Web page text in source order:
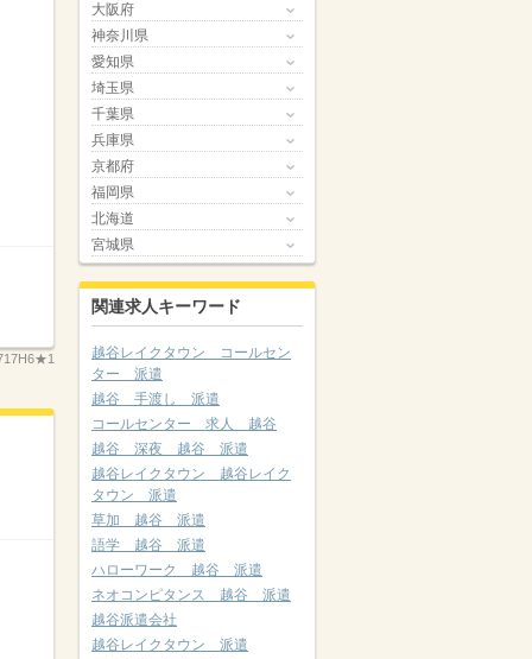
大阪府
神奈川県
愛知県
埼玉県
千葉県
兵庫県
京都府
福岡県
北海道
宮城県
関連求人キーワード
越谷レイクタウン コールセン
ター 派遣
越谷 手渡し 派遣
コールセンター 求人 越谷
越谷 深夜 越谷 派遣
越谷レイクタウン 越谷レイク
タウン 派遣
草加 越谷 派遣
語学 越谷 派遣
ハローワーク 越谷 派遣
ネオコンピタンス 越谷 派遣
越谷派遣会社
越谷レイクタウン 派遣